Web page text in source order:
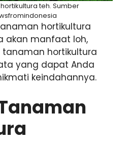
teh. Sumber
hortikultura
akan manfaat loh,
hortikultura
yang dapat Anda
keindahannya.